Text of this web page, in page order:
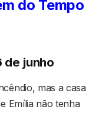
do Tempo
de junho
mas a casa
Emília não tenha